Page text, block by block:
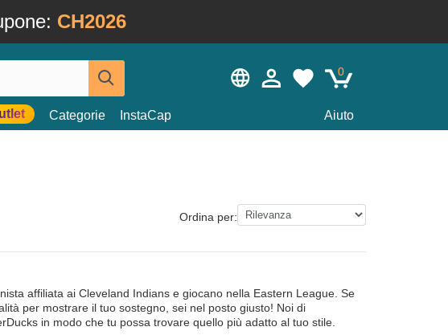
CH2026
0
Categorie InstaCap Aiuto
Ordina per:
affiliata ai Cleveland Indians e giocano nella Eastern League. Se
per mostrare il tuo sostegno, sei nel posto giusto! Noi di
in modo che tu possa trovare quello più adatto al tuo stile.